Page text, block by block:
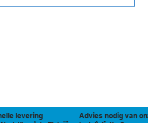
levering
Advies nodig van